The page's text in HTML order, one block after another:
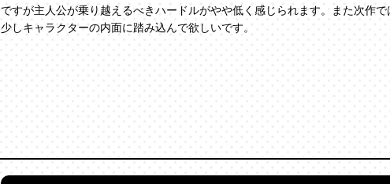
ですが主人公が乗り越えるべきハードルがやや低く感じられます。また次作で
少しキャラクターの内面に踏み込んで欲しいです。